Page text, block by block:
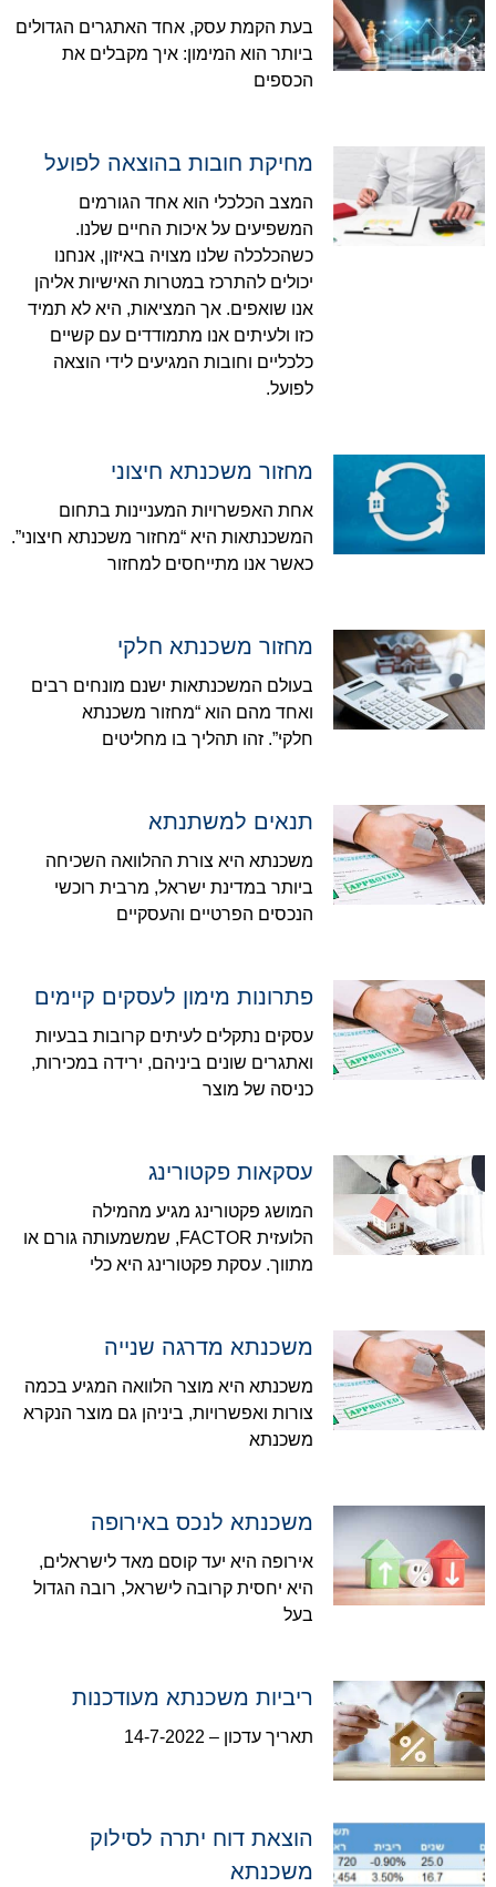
בעת הקמת עסק, אחד האתגרים הגדולים
ביותר הוא המימון: איך מקבלים את
הכספים
מחיקת חובות בהוצאה לפועל
המצב הכלכלי הוא אחד הגורמים
המשפיעים על איכות החיים שלנו.
כשהכלכלה שלנו מצויה באיזון, אנחנו
יכולים להתרכז במטרות האישיות אליהן
אנו שואפים. אך המציאות, היא לא תמיד
כזו ולעיתים אנו מתמודדים עם קשיים
כלכליים וחובות המגיעים לידי הוצאה
לפועל.
מחזור משכנתא חיצוני
אחת האפשרויות המעניינות בתחום
המשכנתאות היא “מחזור משכנתא חיצוני”.
כאשר אנו מתייחסים למחזור
מחזור משכנתא חלקי
בעולם המשכנתאות ישנם מונחים רבים
ואחד מהם הוא “מחזור משכנתא
חלקי”. זהו תהליך בו מחליטים
תנאים למשתנתא
משכנתא היא צורת ההלוואה השכיחה
ביותר במדינת ישראל, מרבית רוכשי
הנכסים הפרטיים והעסקיים
פתרונות מימון לעסקים קיימים
עסקים נתקלים לעיתים קרובות בבעיות
ואתגרים שונים ביניהם, ירידה במכירות,
כניסה של מוצר
עסקאות פקטורינג
המושג פקטורינג מגיע מהמילה
הלועזית FACTOR, שמשמעותה גורם או
מתווך. עסקת פקטורינג היא כלי
משכנתא מדרגה שנייה
משכנתא היא מוצר הלוואה המגיע בכמה
צורות ואפשרויות, ביניהן גם מוצר הנקרא
משכנתא
משכנתא לנכס באירופה
אירופה היא יעד קוסם מאד לישראלים,
היא יחסית קרובה לישראל, רובה הגדול
בעל
ריביות משכנתא מעודכנות
תאריך עדכון – 14-7-2022
הוצאת דוח יתרה לסילוק
משכנתא